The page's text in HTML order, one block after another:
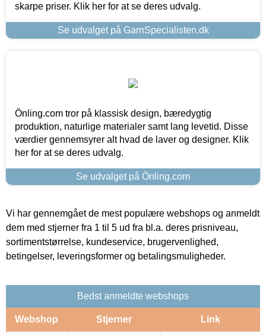
skarpe priser. Klik her for at se deres udvalg.
Se udvalget på GarnSpecialisten.dk
Önling.com tror på klassisk design, bæredygtig
produktion, naturlige materialer samt lang levetid. Disse
værdier gennemsyrer alt hvad de laver og designer. Klik
her for at se deres udvalg.
Se udvalget på Önling.com
Vi har gennemgået de mest populære webshops og anmeldt
dem med stjerner fra 1 til 5 ud fra bl.a. deres prisniveau,
sortimentstørrelse, kundeservice, brugervenlighed,
betingelser, leveringsformer og betalingsmuligheder.
Bedst anmeldte webshops
Webshop Stjerner Link